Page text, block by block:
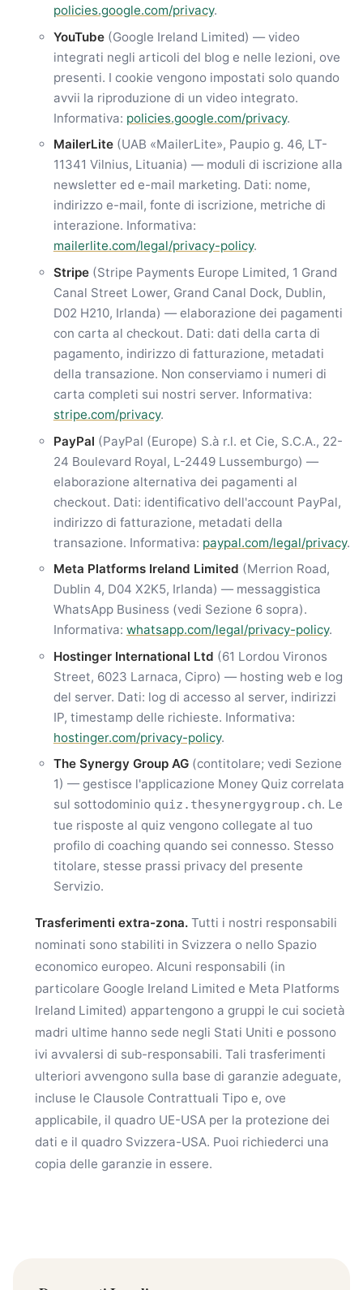
policies.google.com/privacy.
YouTube(Google Ireland Limited) — video
integrati negli articoli del blog e nelle lezioni, ove
presenti. I cookie vengono impostati solo quando
avvii la riproduzione di un video integrato.
Informativa: policies.google.com/privacy.
MailerLite(UAB «MailerLite», Paupio g. 46, LT-
11341 Vilnius, Lituania) — moduli di iscrizione alla
newsletter ed e-mail marketing. Dati: nome,
indirizzo e-mail, fonte di iscrizione, metriche di
interazione. Informativa:
mailerlite.com/legal/privacy-policy.
Stripe(Stripe Payments Europe Limited, 1 Grand
Canal Street Lower, Grand Canal Dock, Dublin,
D02 H210, Irlanda) — elaborazione dei pagamenti
con carta al checkout. Dati: dati della carta di
pagamento, indirizzo di fatturazione, metadati
della transazione. Non conserviamo i numeri di
carta completi sui nostri server. Informativa:
stripe.com/privacy.
PayPal (PayPal (Europe) S.à r.l. et Cie, S.C.A., 22-
24 Boulevard Royal, L-2449 Lussemburgo) —
elaborazione alternativa dei pagamenti al
checkout. Dati: identificativo dell'account PayPal,
indirizzo di fatturazione, metadati della
transazione. Informativa: paypal.com/legal/privacy.
Meta Platforms Ireland Limited (Merrion Road,
Dublin 4, D04 X2K5, Irlanda) — messaggistica
WhatsApp Business (vedi Sezione 6 sopra).
Informativa: whatsapp.com/legal/privacy-policy.
Hostinger International Ltd (61 Lordou Vironos
Street, 6023 Larnaca, Cipro) — hosting web e log
del server. Dati: log di accesso al server, indirizzi
IP, timestamp delle richieste. Informativa:
hostinger.com/privacy-policy.
The Synergy Group AG(contitolare; vedi Sezione
1) — gestisce l'applicazione Money Quiz correlata
sul sottodominio quiz.thesynergygroup.ch. Le
tue risposte al quiz vengono collegate al tuo
profilo di coaching quando sei connesso. Stesso
titolare, stesse prassi privacy del presente
Servizio.
Trasferimenti extra-zona. Tutti i nostri responsabili
nominati sono stabiliti in Svizzera o nello Spazio
economico europeo. Alcuni responsabili (in
particolare Google Ireland Limited e Meta Platforms
Ireland Limited) appartengono a gruppi le cui società
madri ultime hanno sede negli Stati Uniti e possono
ivi avvalersi di sub-responsabili. Tali trasferimenti
ulteriori avvengono sulla base di garanzie adeguate,
incluse le Clausole Contrattuali Tipo e, ove
applicabile, il quadro UE-USA per la protezione dei
dati e il quadro Svizzera-USA. Puoi richiederci una
copia delle garanzie in essere.